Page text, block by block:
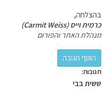
בהצלחה,
כרמית וייס (Carmit Weiss)
מנהלת האתר והפורום
תגובות:
ששית בבי